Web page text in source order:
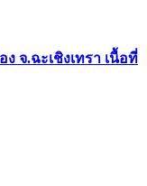
จ.ฉะเชิงเทรา เนื้อที่